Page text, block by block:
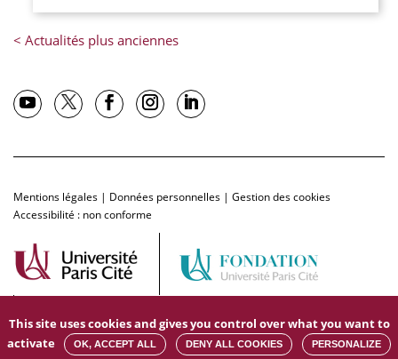
Mentions légales | Données personnelles | Gestion des cookies
Accessibilité : non conforme
This site uses cookies and gives you control over what you want to
activate
OK, ACCEPT ALL DENY ALL COOKIES PERSONALIZE